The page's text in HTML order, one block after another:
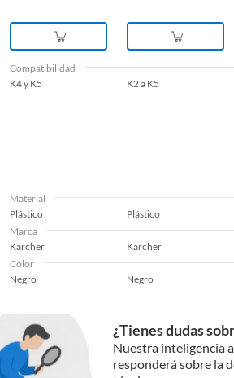
Compatibilidad
K4 y K5
K2 a K5
Material
Plástico
Plástico
Marca
Karcher
Karcher
Color
Negro
Negro
¿Tienes dudas
Nuestra inteligencia
responderá sobre la